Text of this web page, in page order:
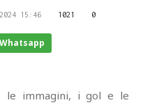
15:46 1021 0
Whatsapp
le immagini, i gol e le